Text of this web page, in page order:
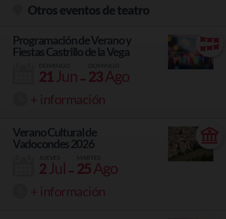
Otros eventos de teatro
Programación de Verano y
Fiestas Castrillo de la Vega
DOMINGO
21Jun- DOMINGO
23Ago
+ información
Verano Cultural de
Vadocondes 2026
JUEVES
2Jul- MARTES
25Ago
+ información